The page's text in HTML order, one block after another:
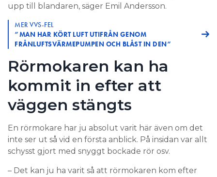
upp till blandaren, säger Emil Andersson.
MER VVS-FEL
”MAN HAR KÖRT LUFT UTIFRÅN GENOM
FRÅNLUFTSVÄRMEPUMPEN OCH BLÅST IN DEN”
Rörmokaren kan ha
kommit in efter att
väggen stängts
En rörmokare har ju absolut varit här även om det
inte ser ut så vid en första anblick. På insidan var allt
schysst gjort med snyggt bockade rör osv.
– Det kan ju ha varit så att rörmokaren kom efter